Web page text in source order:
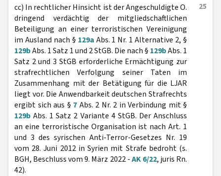
25
cc) In rechtlicher Hinsicht ist der Angeschuldigte O.
dringend verdächtig der mitgliedschaftlichen
Beteiligung an einer terroristischen Vereinigung
im Ausland nach § 129a Abs. 1 Nr. 1 Alternative 2, §
129bAbs. 1 Satz 1 und 2 StGB. Die nach § 129bAbs. 1
Satz 2 und 3 StGB erforderliche Ermächtigung zur
strafrechtlichen Verfolgung seiner Taten im
Zusammenhang mit der Betätigung für die LJAR
liegt vor. Die Anwendbarkeit deutschen Strafrechts
ergibt sich aus § 7 Abs. 2 Nr. 2 in Verbindung mit §
129b Abs. 1 Satz 2 Variante 4 StGB. Der Anschluss
an eine terroristische Organisation ist nach Art. 1
und 3 des syrischen Anti-Terror-Gesetzes Nr. 19
vom 28. Juni 2012 in Syrien mit Strafe bedroht (s.
BGH, Beschluss vom 9. März 2022 -AK 6/22, juris Rn.
42).